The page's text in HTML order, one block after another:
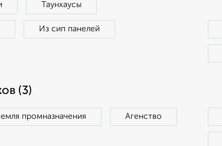
Таунхаусы
Из сип панелей
(3)
промназначения Агенство